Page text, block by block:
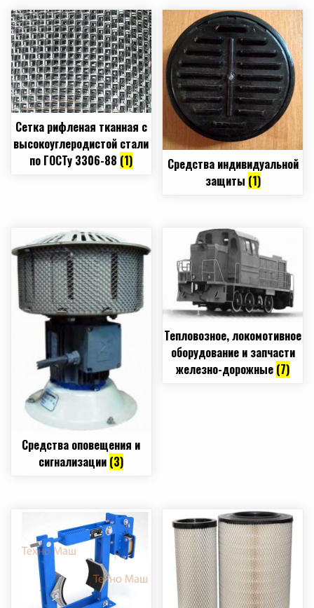
Сетка рифленая тканная с
высокоуглеродистой стали
по ГОСТу 3306-88 (1)
Средства индивидуальной
защиты (1)
Средства оповещения и
сигнализации (3)
Тепловозное, локомотивное
оборудование и запчасти
железно-дорожные (7)